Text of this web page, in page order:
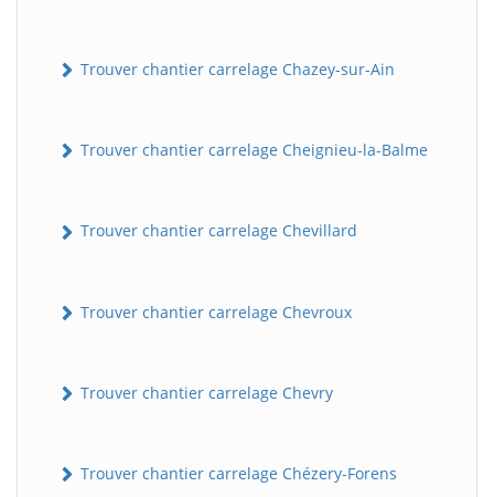
Trouver chantier carrelage Chazey-sur-Ain
Trouver chantier carrelage Cheignieu-la-Balme
Trouver chantier carrelage Chevillard
Trouver chantier carrelage Chevroux
Trouver chantier carrelage Chevry
Trouver chantier carrelage Chézery-Forens